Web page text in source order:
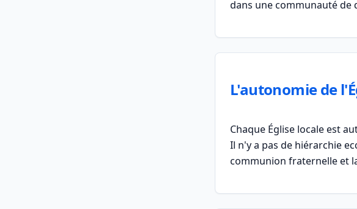
dans une communauté de
L'autonomie de
Chaque Église locale est
Il n'y a pas de hiérarchie
communion fraternelle et